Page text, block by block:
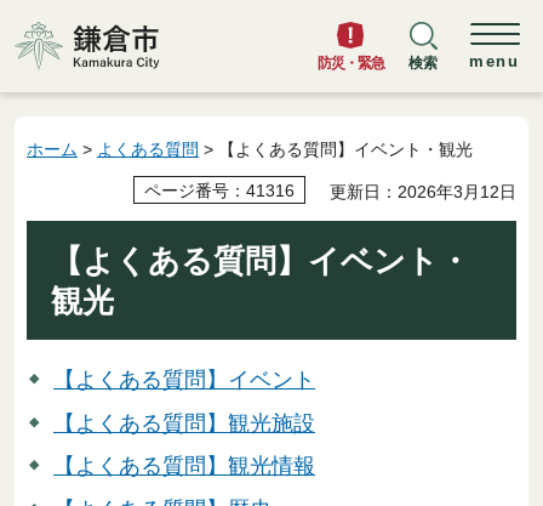
鎌倉市
防災・緊急 検索 menu
ホーム > よくある質問 > 【よくある質問】イベント・観光
ページ番号：41316 更新日：2026年3月12日
【よくある質問】イベント・
観光
【よくある質問】イベント
【よくある質問】観光施設
【よくある質問】観光情報